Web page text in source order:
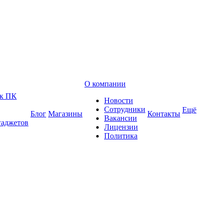
к ПК
Блог Магазины
О компании
Новости
Сотрудники
Вакансии
Лицензии
Политика
Контакты Ещё